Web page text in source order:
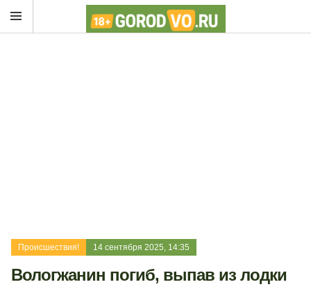
Происшествия! 14 сентября 2025, 14:35
Вологжанин погиб, выпав из лодки